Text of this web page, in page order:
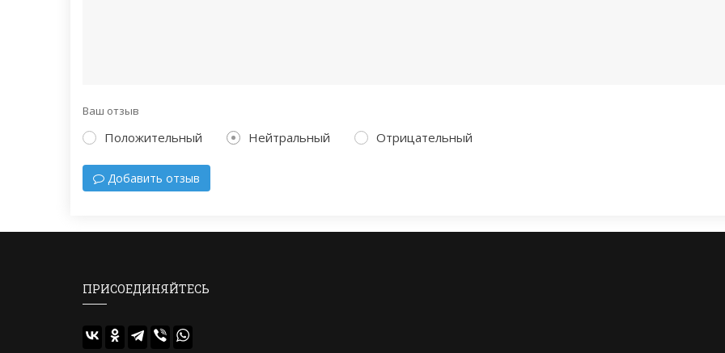
Ваш отзыв
Положительный Нейтральный Отрицательный
Добавить отзыв
ПРИСОЕДИНЯЙТЕСЬ